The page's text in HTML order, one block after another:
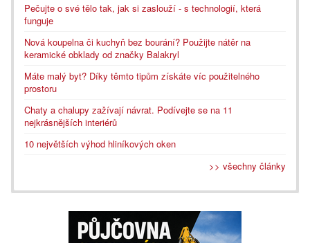
Pečujte o své tělo tak, jak si zaslouží - s technologií, která
funguje
Nová koupelna či kuchyň bez bourání? Použijte nátěr na
keramické obklady od značky Balakryl
Máte malý byt? Díky těmto tipům získáte víc použitelného
prostoru
Chaty a chalupy zažívají návrat. Podívejte se na 11
nejkrásnějších interiérů
10 největších výhod hliníkových oken
>> všechny články